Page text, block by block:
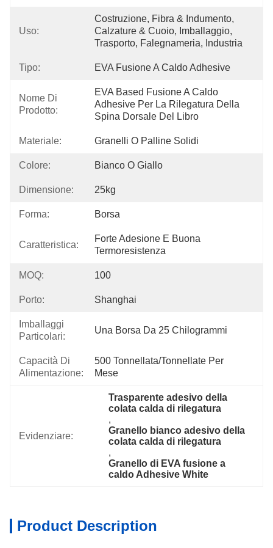
Uso:
Costruzione, Fibra & Indumento,
Calzature & Cuoio, Imballaggio,
Trasporto, Falegnameria, Industria
Tipo: EVA Fusione A Caldo Adhesive
Nome Di
Prodotto:
EVA Based Fusione A Caldo
Adhesive Per La Rilegatura Della
Spina Dorsale Del Libro
Materiale: Granelli O Palline Solidi
Colore: Bianco O Giallo
Dimensione: 25kg
Forma: Borsa
Caratteristica:
Forte Adesione E Buona
Termoresistenza
MOQ: 100
Porto: Shanghai
Imballaggi
Particolari:
Una Borsa Da 25 Chilogrammi
Capacità Di
Alimentazione:
500 Tonnellata/tonnellate Per
Mese
Evidenziare:
Trasparente adesivo della
colata calda di rilegatura
,
Granello bianco adesivo della
colata calda di rilegatura
,
Granello di EVA fusione a
caldo Adhesive White
Product Description